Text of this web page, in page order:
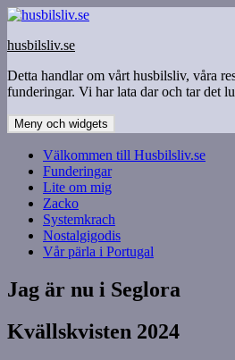
Hoppa
innehåll
husbilsliv.se
Detta handlar om vårt husbilsliv, våra
funderingar. Vi har lata dar och tar det
Meny och widgets
Välkommen till Husbilsliv.se
Funderingar
Lite om mig
Zacko
Systemkrach
Nostalgigodis
Vår pärla i Portugal
Jag är nu i Seglora
Kvällskvisten 2024